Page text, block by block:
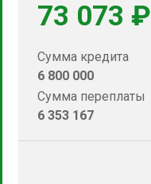
73 073 ₽
Сумма кредита
6 800 000
Сумма переплаты
6 353 167